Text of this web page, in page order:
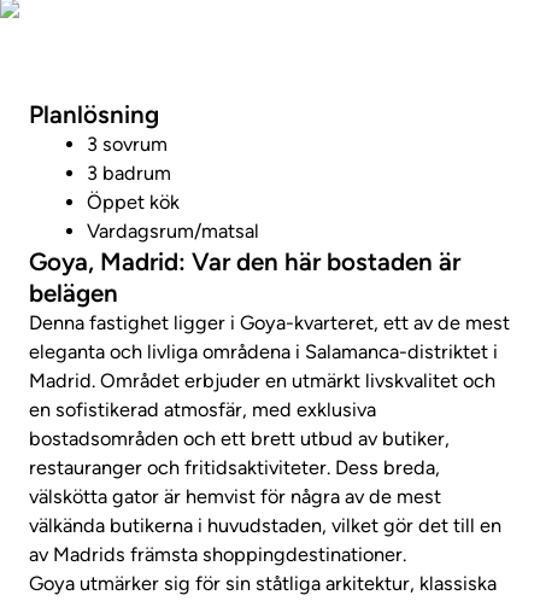
Planlösning
3 sovrum
3 badrum
Öppet kök
Vardagsrum/matsal
Goya, Madrid: Var den här bostaden är
belägen
Denna fastighet ligger i Goya-kvarteret, ett av de mest
eleganta och livliga områdena i Salamanca-distriktet i
Madrid. Området erbjuder en utmärkt livskvalitet och
en sofistikerad atmosfär, med exklusiva
bostadsområden och ett brett utbud av butiker,
restauranger och fritidsaktiviteter. Dess breda,
välskötta gator är hemvist för några av de mest
välkända butikerna i huvudstaden, vilket gör det till en
av Madrids främsta shoppingdestinationer.
Goya utmärker sig för sin ståtliga arkitektur, klassiska